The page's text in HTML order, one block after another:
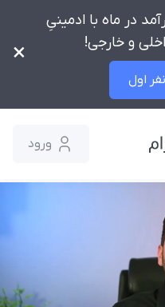
میلیون درآمد در ماه با ادمینیِ
و خارجی!
×
ورود